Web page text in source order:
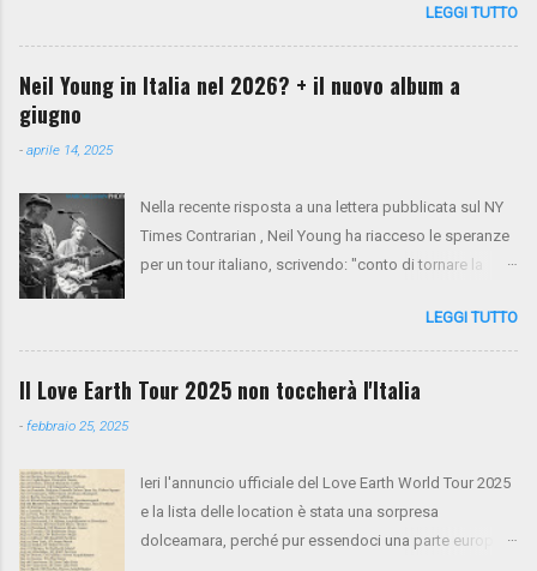
dopo 10 anni dall'ultima apparizione nel nostro
paese. Sul palco saliranno anche Spooner Oldham
(tastiere), Micah Nelson (chitarra, cori), Corey
vendita generale sarà aperta tramite Ticketone . Ecco
il tour completo:
LEGGI TUTTO
Neil Young in Italia nel 2026? + il nuovo album a
giugno
- aprile 14, 2025
Nella recente risposta a una lettera pubblicata sul NY
Times Contrarian , Neil Young ha riacceso le speranze
per un tour italiano, scrivendo: "conto di tornare la
Non resta che aspettare e sperare. Intanto, il nuovo
album Talking To The Trees è previsto per il 13 giugno.
LEGGI TUTTO
Il Love Earth Tour 2025 non toccherà l'Italia
- febbraio 25, 2025
Ieri l'annuncio ufficiale del Love Earth World Tour 2025
e la lista delle location è stata una sorpresa
dolceamara, perché pur essendoci una parte europea